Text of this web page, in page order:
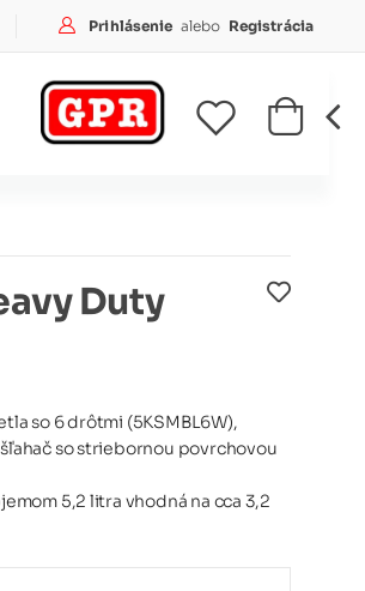
Prihlásenie
Prihlásenie alebo Registrácia
Duty
so 6 drôtmi (5KSMBL6W),
so striebornou povrchovou
5,2 litra vhodná na cca 3,2